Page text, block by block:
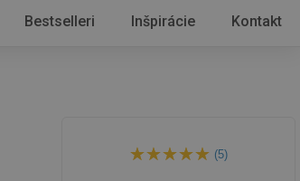
Bestselleri Inšpirácie Kontakt
Mexen Loft toaletná kefa,
chróm - 7012650-00
(5)